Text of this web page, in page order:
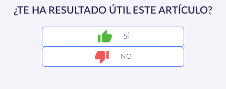
¿TE HA RESULTADO ÚTIL ESTE ARTÍCULO?
SÍ
NO